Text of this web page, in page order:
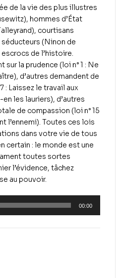
de la vie des plus illustres
hommes d’État
courtisans
(Ninon de
de l’histoire.
la prudence (loi n° 1 : Ne
d’autres demandent de
: Laissez le travail aux
les lauriers), d’autres
de compassion (loi n° 15
l’ennemi). Toutes ces lois
dans votre vie de tous
certain : le monde est une
toutes sortes
l’évidence, tâchez
au pouvoir.
00:00